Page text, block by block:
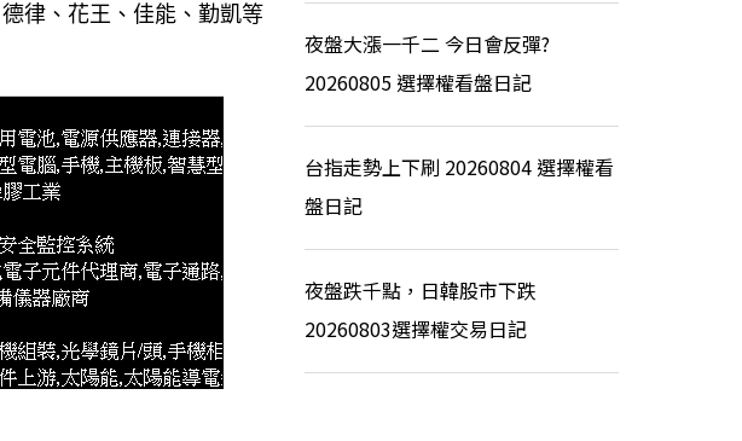
律、花王、佳能、勤凱等
夜盤大漲一千二 今日會反彈?
20260805 選擇權看盤日記
台指走勢上下刷 20260804 選擇權看
盤日記
夜盤跌千點，日韓股市下跌
20260803選擇權交易日記